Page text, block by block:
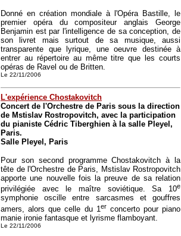
Donné en création mondiale à l'Opéra Bastille, le
premier opéra du compositeur anglais George
Benjamin est par l'intelligence de sa conception, de
son livret mais surtout de sa musique, aussi
transparente que lyrique, une oeuvre destinée à
entrer au répertoire au même titre que les courts
opéras de Ravel ou de Britten.
Le 22/11/2006
L'expérience Chostakovitch
Concert de l'Orchestre de Paris sous la direction
de Mstislav Rostropovitch, avec la participation
du pianiste Cédric Tiberghien à la salle Pleyel,
Paris.
Salle Pleyel, Paris
Pour son second programme Chostakovitch à la
tête de l'Orchestre de Paris, Mstislav Rostropovitch
apporte une nouvelle fois la preuve de sa relation
privilégiée avec le maître soviétique. Sa 10e
symphonie oscille entre sarcasmes et gouffres
amers, alors que celle du 1erconcerto pour piano
manie ironie fantasque et lyrisme flamboyant.
Le 22/11/2006